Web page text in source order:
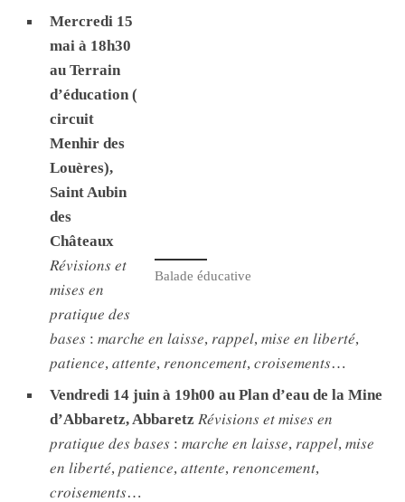
Balade éducative
Mercredi 15
mai à 18h30
au Terrain
d’éducation (
circuit
Menhir des
Louères),
Saint Aubin
des
Châteaux
𝑅𝑒́𝑣𝑖𝑠𝑖𝑜𝑛𝑠 𝑒𝑡
𝑚𝑖𝑠𝑒𝑠 𝑒𝑛
𝑝𝑟𝑎𝑡𝑖𝑞𝑢𝑒 𝑑𝑒𝑠
𝑏𝑎𝑠𝑒𝑠 : 𝑚𝑎𝑟𝑐ℎ𝑒 𝑒𝑛 𝑙𝑎𝑖𝑠𝑠𝑒, 𝑟𝑎𝑝𝑝𝑒𝑙, 𝑚𝑖𝑠𝑒 𝑒𝑛 𝑙𝑖𝑏𝑒𝑟𝑡𝑒́,
𝑝𝑎𝑡𝑖𝑒𝑛𝑐𝑒, 𝑎𝑡𝑡𝑒𝑛𝑡𝑒, 𝑟𝑒𝑛𝑜𝑛𝑐𝑒𝑚𝑒𝑛𝑡, 𝑐𝑟𝑜𝑖𝑠𝑒𝑚𝑒𝑛𝑡𝑠…
Vendredi 14 juin à 19h00 au Plan d’eau de la Mine
d’Abbaretz, Abbaretz 𝑅𝑒́𝑣𝑖𝑠𝑖𝑜𝑛𝑠 𝑒𝑡 𝑚𝑖𝑠𝑒𝑠 𝑒𝑛
𝑝𝑟𝑎𝑡𝑖𝑞𝑢𝑒 𝑑𝑒𝑠 𝑏𝑎𝑠𝑒𝑠 : 𝑚𝑎𝑟𝑐ℎ𝑒 𝑒𝑛 𝑙𝑎𝑖𝑠𝑠𝑒, 𝑟𝑎𝑝𝑝𝑒𝑙, 𝑚𝑖𝑠𝑒
𝑒𝑛 𝑙𝑖𝑏𝑒𝑟𝑡𝑒́, 𝑝𝑎𝑡𝑖𝑒𝑛𝑐𝑒, 𝑎𝑡𝑡𝑒𝑛𝑡𝑒, 𝑟𝑒𝑛𝑜𝑛𝑐𝑒𝑚𝑒𝑛𝑡,
𝑐𝑟𝑜𝑖𝑠𝑒𝑚𝑒𝑛𝑡𝑠…